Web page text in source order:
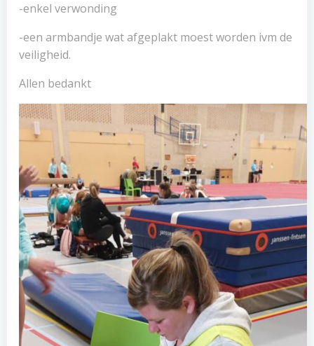
-enkel verwonding
-een armbandje wat afgeplakt moest worden ivm de
veiligheid.
Allen bedankt